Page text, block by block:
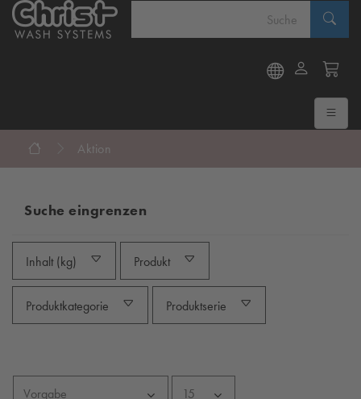
Aktion
Suche eingrenzen
Inhalt (kg) Produkt
Produktkategorie Produktserie